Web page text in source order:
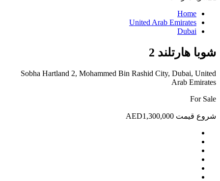
Home
United Arab Emirates
Dubai
شوبا هارتلند 2
Sobha Hartland 2, Mohammed Bin Rashid City, Dubai, United
Arab Emirates
For Sale
شروع قیمت AED1,300,000